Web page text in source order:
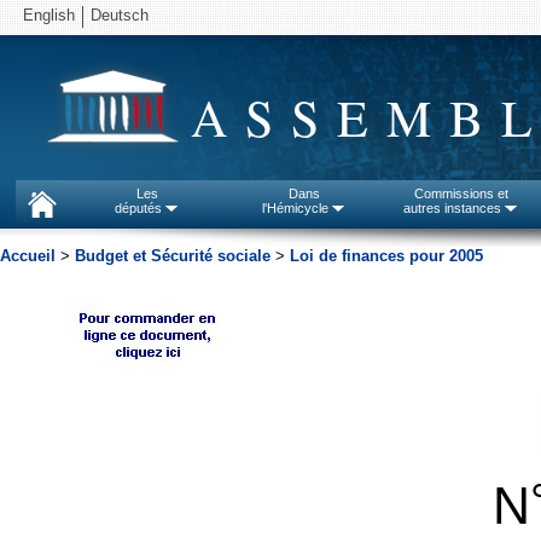
English Deutsch
Les
députés
Dans
l'Hémicycle
Commissions et
autres instances
Accueil > Budget et Sécurité sociale > Loi de finances pour 2005
N